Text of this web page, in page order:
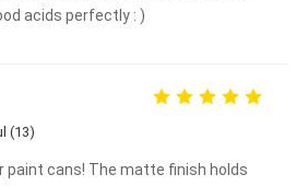
acids perfectly : )
(13)
paint cans! The matte finish holds